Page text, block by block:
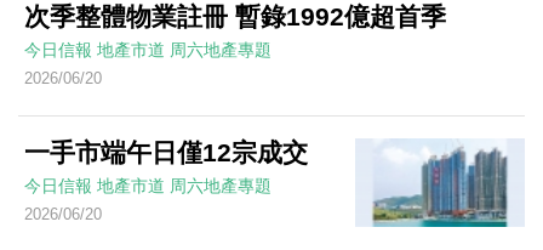
次季整體物業註冊 暫錄1992億超首季
今日信報 地產市道 周六地產專題
2026/06/20
一手市端午日僅12宗成交
今日信報 地產市道 周六地產專題
2026/06/20